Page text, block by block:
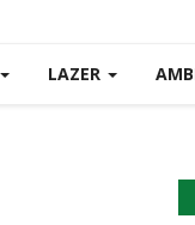
LAZER